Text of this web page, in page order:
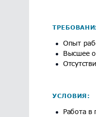
Опыт
Высшее
УСЛОВИЯ:
Работа